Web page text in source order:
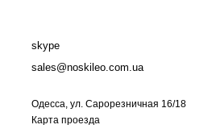
skype
sales@noskileo.com.ua
Одесса, ул. Сарорезничная 16/18
Карта проезда